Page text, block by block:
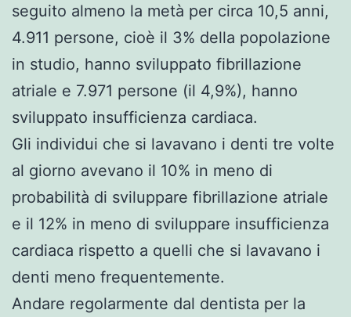
seguito almeno la metà per circa 10,5 anni,
4.911 persone, cioè il 3% della popolazione
in studio, hanno sviluppato fibrillazione
atriale e 7.971 persone (il 4,9%), hanno
sviluppato insufficienza cardiaca.
Gli individui che si lavavano i denti tre volte
al giorno avevano il 10% in meno di
probabilità di sviluppare fibrillazione atriale
e il 12% in meno di sviluppare insufficienza
cardiaca rispetto a quelli che si lavavano i
denti meno frequentemente.
Andare regolarmente dal dentista per la